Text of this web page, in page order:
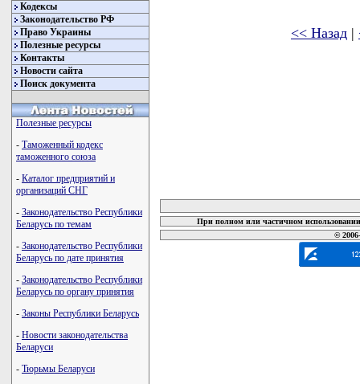
Кодексы
Законодательство РФ
Право Украины
Полезные ресурсы
Контакты
Новости сайта
Поиск документа
Полезные ресурсы
- Таможенный кодекс
таможенного союза
- Каталог предприятий и
организаций СНГ
- Законодательство Республики
Беларусь по темам
- Законодательство Республики
Беларусь по дате принятия
- Законодательство Республики
Беларусь по органу принятия
- Законы Республики Беларусь
- Новости законодательства
Беларуси
- Тюрьмы Беларуси
<< Назад |
При полном или частичном
©